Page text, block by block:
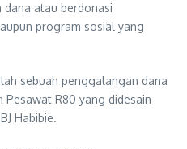
atau berdonasi
program sosial yang
sebuah penggalangan dana
R80 yang didesain
Habibie.